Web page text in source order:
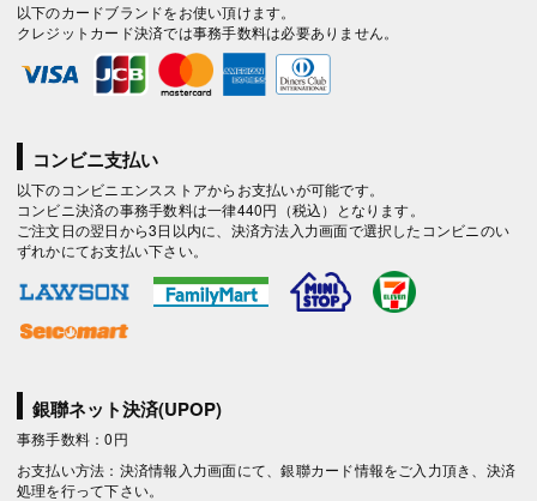
以下のカードブランドをお使い頂けます。
クレジットカード決済では事務手数料は必要ありません。
コンビニ支払い
以下のコンビニエンスストアからお支払いが可能です。
コンビニ決済の事務手数料は一律440円（税込）となります。
ご注文日の翌日から3日以内に、決済方法入力画面で選択したコンビニのい
ずれかにてお支払い下さい。
銀聯ネット決済(UPOP)
事務手数料：0円
お支払い方法：決済情報入力画面にて、銀聯カード情報をご入力頂き、決済
処理を行って下さい。